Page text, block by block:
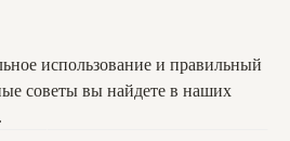
использование и правильный
советы вы найдете в наших
.